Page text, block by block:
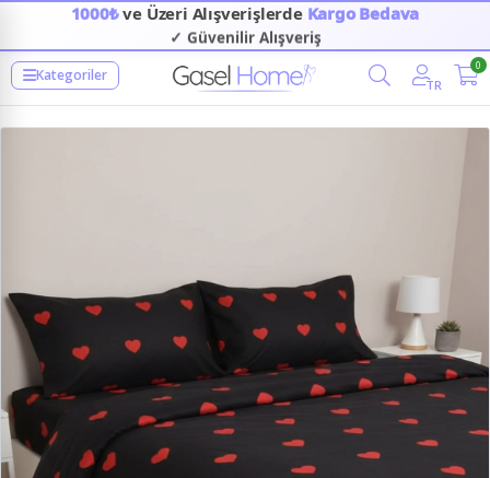
1000₺ve Üzeri Alışverişlerde Kargo Bedava
✓ Güvenilir Alışveriş
Kategoriler
TR
0